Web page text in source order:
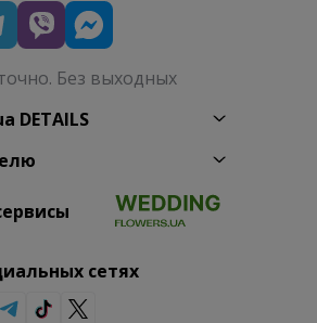
Без выходных
DETAILS
сетях